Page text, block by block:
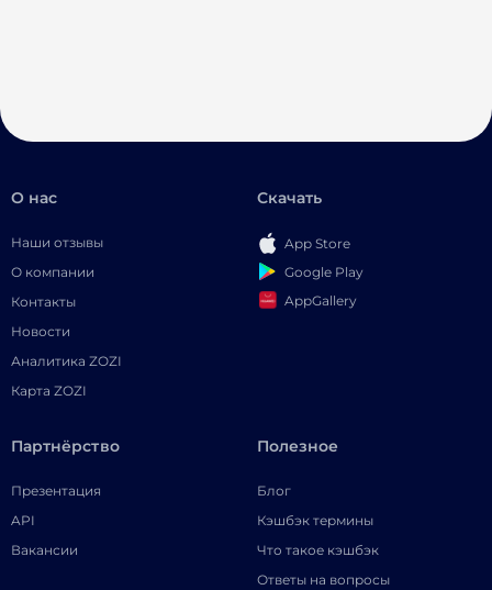
О нас
Наши отзывы
О компании
Контакты
Новости
Аналитика ZOZI
Карта ZOZI
Скачать
App Store
Google Play
AppGallery
Партнёрство
Презентация
API
Вакансии
Полезное
Блог
Кэшбэк термины
Что такое кэшбэк
Ответы на вопросы